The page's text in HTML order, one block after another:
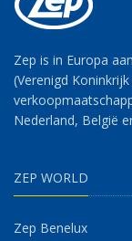
Zep is in Europa
(Verenigd
Nederland, België
ZEP WORLD
Zep Benelux